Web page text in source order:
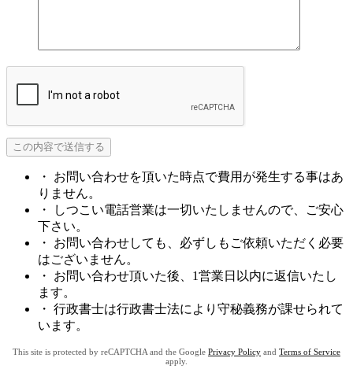
・ お問い合わせを頂いた時点で費用が発生する事はあ
りません。
・ しつこい電話営業は一切いたしませんので、ご安心
下さい。
・ お問い合わせしても、必ずしもご依頼いただく必要
はございません。
・ お問い合わせ頂いた後、1営業日以内に返信いたし
ます。
・ 行政書士は行政書士法により守秘義務が課せられて
います。
This site is protected by reCAPTCHA and the Google Privacy Policy and Terms of Service
apply.